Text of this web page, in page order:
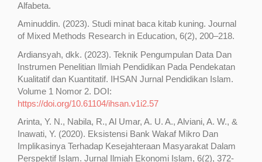
Alfabeta.
Aminuddin. (2023). Studi minat baca kitab kuning. Journal
of Mixed Methods Research in Education, 6(2), 200–218.
Ardiansyah, dkk. (2023). Teknik Pengumpulan Data Dan
Instrumen Penelitian Ilmiah Pendidikan Pada Pendekatan
Kualitatif dan Kuantitatif. IHSAN Jurnal Pendidikan Islam.
Volume 1 Nomor 2. DOI:
https://doi.org/10.61104/ihsan.v1i2.57
Arinta, Y. N., Nabila, R., Al Umar, A. U. A., Alviani, A. W., &
Inawati, Y. (2020). Eksistensi Bank Wakaf Mikro Dan
Implikasinya Terhadap Kesejahteraan Masyarakat Dalam
Perspektif Islam. Jurnal Ilmiah Ekonomi Islam, 6(2), 372-